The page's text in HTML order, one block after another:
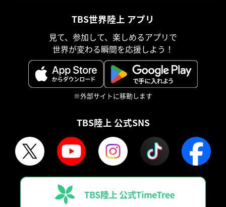
TBS世界陸上 アプリ
見て、参加して、楽しめるアプリで
世界が変わる瞬間を応援しよう！
※外部サイトに移動します
TBS陸上 公式SNS